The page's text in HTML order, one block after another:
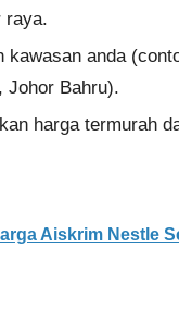
raya.
kawasan anda
Johor Bahru).
harga termurah
Aiskrim Nestle